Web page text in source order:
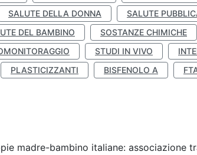
SALUTE DELLA DONNA SALUTE
DEL BAMBINO
SOSTANZE CHIMICHE
STUDI IN VIVO
PLASTICIZZANTI BISFENOLO A
madre-bambino italiane: associazione